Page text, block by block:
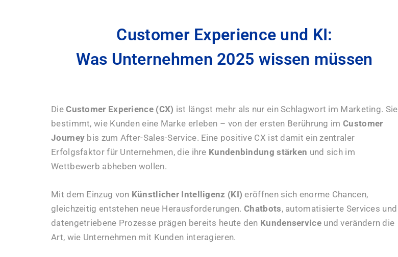
Customer Experience und KI:
Was Unternehmen 2025 wissen müssen
DieCustomer Experience (CX) ist längst mehr als nur ein Schlagwort im Marketing. Sie
bestimmt, wie Kunden eine Marke erleben – von der ersten Berührung im Customer
Journey bis zum After-Sales-Service. Eine positive CX ist damit ein zentraler
Erfolgsfaktor für Unternehmen, die ihre Kundenbindung stärken und sich im
Wettbewerb abheben wollen.
Mit dem Einzug von Künstlicher Intelligenz (KI) eröffnen sich enorme Chancen,
gleichzeitig entstehen neue Herausforderungen.Chatbots, automatisierte Services und
datengetriebene Prozesse prägen bereits heute den Kundenserviceund verändern die
Art, wie Unternehmen mit Kunden interagieren.